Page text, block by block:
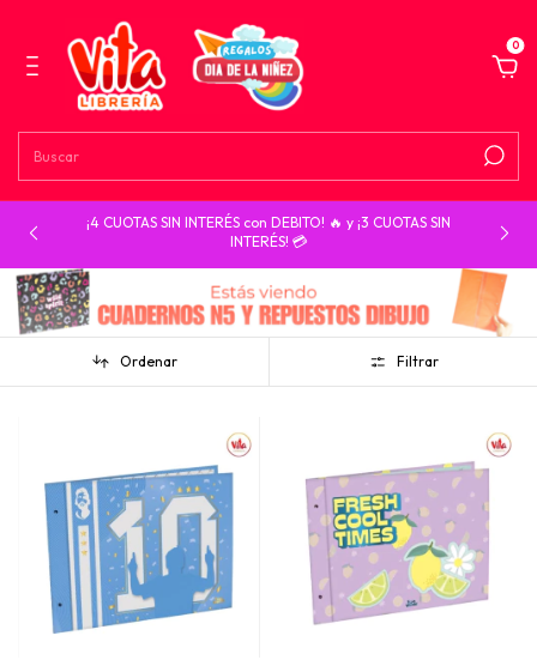
0
¡4 CUOTAS SIN INTERÉS con DEBITO! 🔥 y ¡3 CUOTAS SIN
INTERÉS! 💳
Ordenar Filtrar